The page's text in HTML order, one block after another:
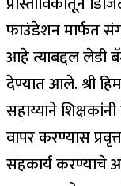
फाउंडेशन मार्फत
आहे त्याबद्दल लेडी
देण्यात आले. श्री
सहाय्याने शिक्षकांनी
वापर करण्यास
सहकार्य करण्याचे